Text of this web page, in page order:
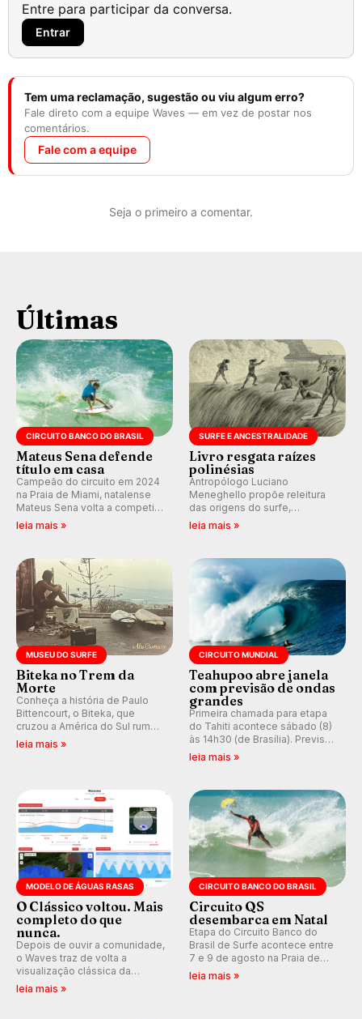
Entre para participar da conversa.
Entrar
Tem uma reclamação, sugestão ou viu algum erro?
Fale direto com a equipe Waves — em vez de postar nos
comentários.
Fale com a equipe
Seja o primeiro a comentar.
Últimas
CIRCUITO BANCO DO BRASIL
Mateus Sena defende
título em casa
Campeão do circuito em 2024
na Praia de Miami, natalense
Mateus Sena volta a competir
em casa em busca de manter a
hegemonia potiguar em etapa
leia mais »
SURFE E ANCESTRALIDADE
Livro resgata raízes
polinésias
Antropólogo Luciano
Meneghello propõe releitura
das origens do surfe,
resgatando a cultura polinésia
e questionando a visão
prática em esporte e indústria.
leia mais »
MUSEU DO SURFE
Biteka no Trem da
Morte
Conheça a história de Paulo
Bittencourt, o Biteka, que
cruzou a América do Sul rumo
ao Pacífico em uma jornada
que se tornou um marco de
leia mais »
CIRCUITO MUNDIAL
Teahupoo abre janela
com previsão de ondas
grandes
Primeira chamada para etapa
do Tahiti acontece sábado (8)
às 14h30 (de Brasília). Previsão
indica swell consistente.
Medina embarca para evento e
Kelly Slater convidado.
leia mais »
MODELO DE ÁGUAS RASAS
O Clássico voltou. Mais
completo do que
nunca.
Depois de ouvir a comunidade,
o Waves traz de volta a
visualização clássica da
previsão de águas rasas,
agora integrada à nova
leia mais »
CIRCUITO BANCO DO BRASIL
Circuito QS
desembarca em Natal
Etapa do Circuito Banco do
Brasil de Surfe acontece entre
7 e 9 de agosto na Praia de
Miami (RN), em disputas
válidas pelo Qualifying Series
leia mais »